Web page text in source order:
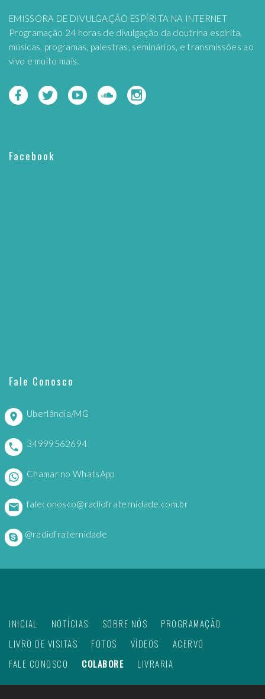
EMISSORA DE DIVULGAÇÃO ESPÍRITA NA INTERNET
Programação 24 horas de divulgação da doutrina espírita,
músicas, programas, palestras, seminários, e transmissões ao
vivo e muito mais.
Facebook
Fale Conosco
Uberlândia/MG
34999562694
Chamar no WhatsApp
faleconosco@radiofraternidade.com.br
@radiofraternidade
INICIAL NOTÍCIAS SOBRE NÓS
PROGRAMAÇÃO
LIVRO DE VISITAS
FOTOS VÍDEOS
ACERVO
FALE CONOSCO
COLABORE LIVRARIA